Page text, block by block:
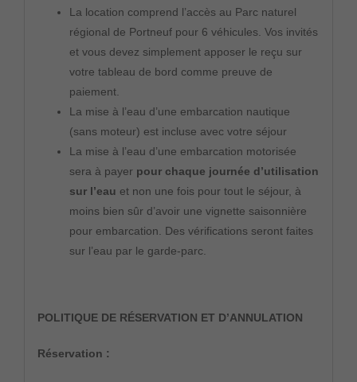
La location comprend l’accès au Parc naturel
régional de Portneuf pour 6 véhicules. Vos invités
et vous devez simplement apposer le reçu sur
votre tableau de bord comme preuve de
paiement.
La mise à l’eau d’une embarcation nautique
(sans moteur) est incluse avec votre séjour
La mise à l’eau d’une embarcation motorisée
sera à payer pour chaque journée d’utilisation
sur l’eau et non une fois pour tout le séjour, à
moins bien sûr d’avoir une vignette saisonnière
pour embarcation. Des vérifications seront faites
sur l’eau par le garde-parc.
POLITIQUE DE RÉSERVATION ET D’ANNULATION
Réservation :